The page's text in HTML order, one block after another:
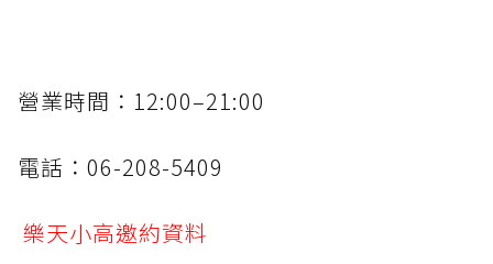
營業時間：12:00–21:00
電話：06-208-5409
樂天小高邀約資料